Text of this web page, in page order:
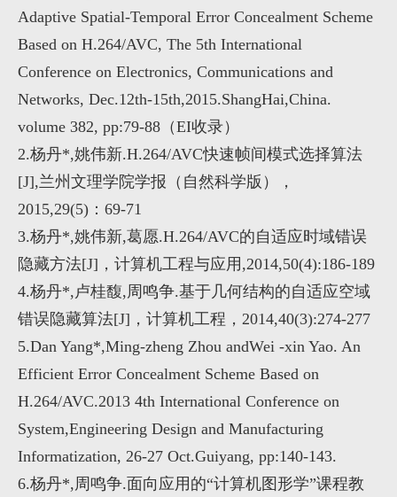
Adaptive Spatial-Temporal Error Concealment Scheme
Based on H.264/AVC, The 5th International
Conference on Electronics, Communications and
Networks, Dec.12th-15th,2015.ShangHai,China.
volume 382, pp:79-88 （EI收录）
2.杨丹*,姚伟新.H.264/AVC快速帧间模式选择算法
[J],兰州文理学院学报（自然科学版），
2015,29(5) ： 69-71
3.杨丹*,姚伟新,葛愿.H.264/AVC的自适应时域错误
隐藏方法[J] ，计算机工程与应用 ,2014,50(4):186-189
4.杨丹*, 卢桂馥, 周鸣争.基于几何结构的自适应空域
错误隐藏算法[J] ，计算机工程， 2014,40(3):274-277
5.Dan Yang*,Ming-zheng Zhou andWei -xin Yao. An
Efficient Error Concealment Scheme Based on
H.264/AVC.2013 4th International Conference on
System,Engineering Design and Manufacturing
Informatization, 26-27 Oct.Guiyang, pp:140-143.
6.杨丹*, 周鸣争.面向应用的“计算机图形学”课程教